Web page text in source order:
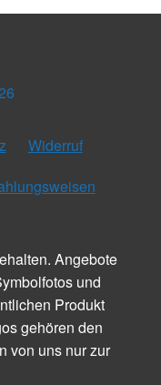
Widerruf
Angebote
und
Produkt
gehören den
von uns nur zur